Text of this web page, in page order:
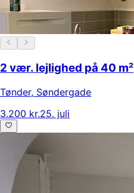
2 vær. lejlighed på 40 m²
Tønder, Søndergade
3.200 kr.25. juli